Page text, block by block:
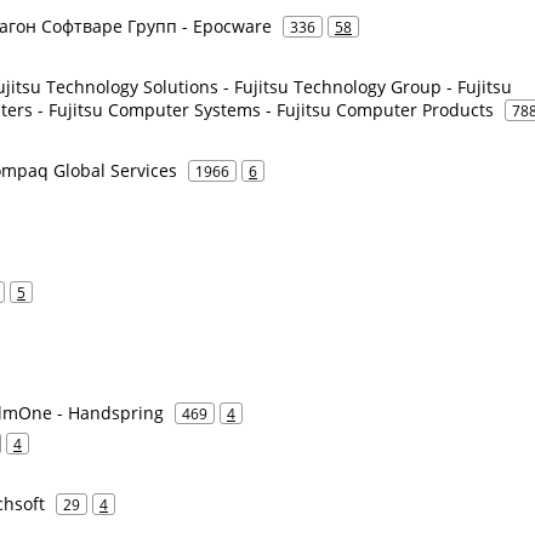
Софтваре Групп - Epocware 336 58
Technology Solutions - Fujitsu Technology Group - Fujitsu
- Fujitsu Computer Systems - Fujitsu Computer Products
Global Services 1966 6
5
- Handspring 469 4
4
29 4